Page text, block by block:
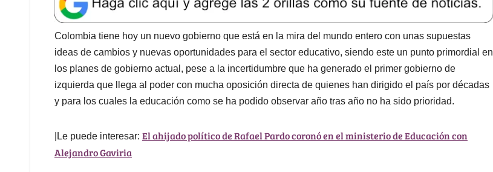
t
s
A
p
p
e
b
o
o
k
k
e
d
I
n
l
e
a
d
s
Colombia tiene hoy un nuevo gobierno que está en la mira del mundo entero con unas supuestas
ideas de cambios y nuevas oportunidades para el sector educativo, siendo este un punto primordial en
los planes de gobierno actual, pese a la incertidumbre que ha generado el primer gobierno de
izquierda que llega al poder con mucha oposición directa de quienes han dirigido el país por décadas
y para los cuales la educación como se ha podido observar año tras año no ha sido prioridad.
|Le puede interesar: El ahijado político de Rafael Pardo coronó en el ministerio de Educación con
Alejandro Gaviria